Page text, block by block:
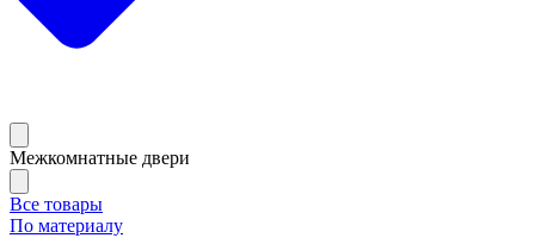
Межкомнатные двери
Все товары
По материалу